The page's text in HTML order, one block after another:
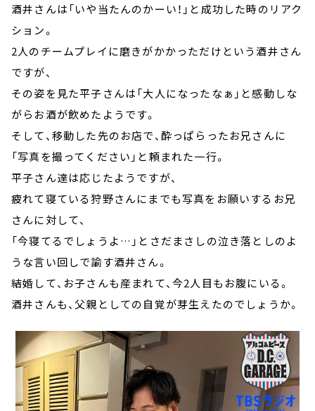
酒井さんは「いや当たんのかーい！」と成功した時のリアク
ション。
2人のチームプレイに磨きがかかっただけという酒井さん
ですが、
その姿を見た平子さんは「大人になったなぁ」と感動しな
がらお酒が飲めたようです。
そして、移動した先のお店で、酔っぱらったお兄さんに
「写真を撮ってください」と頼まれた一行。
平子さん達は応じたようですが、
疲れて寝ている狩野さんにまでも写真をお願いするお兄
さんに対して、
「今寝てるでしょうよ…」とさだまさしの泣き落としのよ
うな言い回しで諭す酒井さん。
結婚して、お子さんも産まれて、今2人目もお腹にいる。
酒井さんも、父親としての自覚が芽生えたのでしょうか。